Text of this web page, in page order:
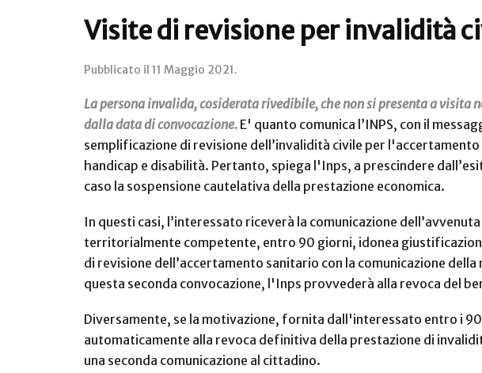
Visite di revisione per invalidità
Pubblicato il 11 Maggio 2021.
La persona invalida, cosiderata rivedibile, che non si presenta a
dalla data di convocazione. E' quanto comunica l’INPS, con il
semplificazione di revisione dell’invalidità civile per
handicap e disabilità. Pertanto, spiega l'Inps, a prescindere
caso la sospensione cautelativa della prestazione economica.
In questi casi, l’interessato riceverà la comunicazione
territorialmente competente, entro 90 giorni, idonea
di revisione dell’accertamento sanitario con la comunicazione
questa seconda convocazione, l'Inps provvederà alla revoca del
Diversamente, se la motivazione, fornita dall'interessato entro i
automaticamente alla revoca definitiva della prestazione di
una seconda comunicazione al cittadino.